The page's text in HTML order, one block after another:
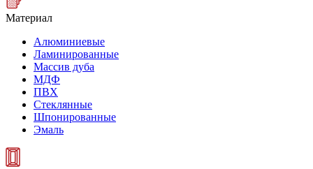
Материал
Алюминиевые
Ламинированные
Массив дуба
МДФ
ПВХ
Стеклянные
Шпонированные
Эмаль